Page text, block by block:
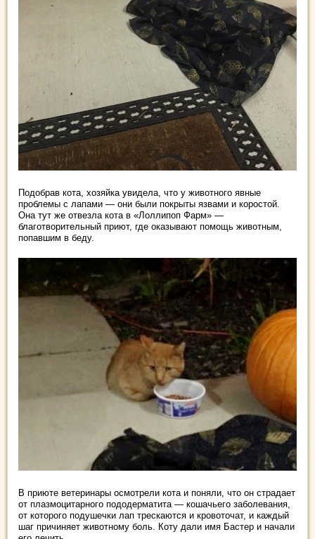
Подобрав кота, хозяйка увидела, что у животного явные
проблемы с лапами — они были покрыты язвами и коростой.
Она тут же отвезла кота в «Лоллипоп Фарм» —
благотворительный приют, где оказывают помощь животным,
попавшим в беду.
В приюте ветеринары осмотрели кота и поняли, что он страдает
от плазмоцитарного пододерматита — кошачьего заболевания,
от которого подушечки лап трескаются и кровоточат, и каждый
шаг причиняет животному боль. Коту дали имя Бастер и начали